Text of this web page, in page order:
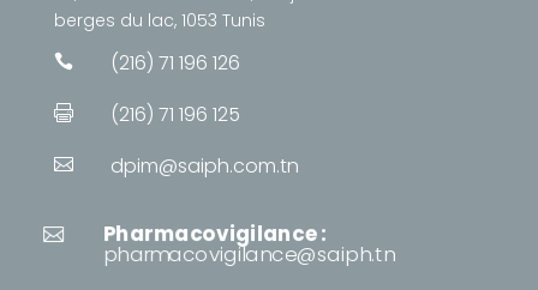
berges du lac, 1053 Tunis
 (216) 71 196 126
 (216) 71 196 125
 dpim@saiph.com.tn
 Pharmacovigilance :
pharmacovigilance@saiph.tn